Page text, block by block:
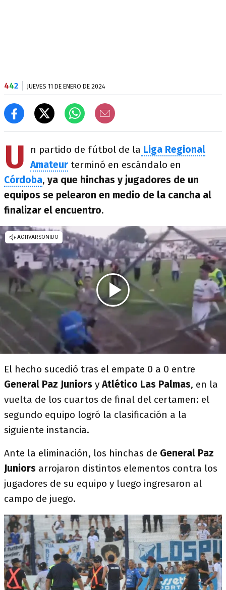
442 JUEVES 11 DE ENERO DE 2024
U n partido de fútbol de la Liga Regional
Amateur terminó en escándalo en
Córdoba, ya que hinchas y jugadores de un
equipos se pelearon en medio de la cancha al
finalizar el encuentro.
El hecho sucedió tras el empate 0 a 0 entre
General Paz Juniors yAtlético Las Palmas, en la
vuelta de los cuartos de final del certamen: el
segundo equipo logró la clasificación a la
siguiente instancia.
Ante la eliminación, los hinchas de General Paz
Juniors arrojaron distintos elementos contra los
jugadores de su equipo y luego ingresaron al
campo de juego.